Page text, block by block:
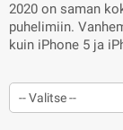
2020 on saman
puhelimiin.
kuin iPhone 5 ja
-- Valitse --